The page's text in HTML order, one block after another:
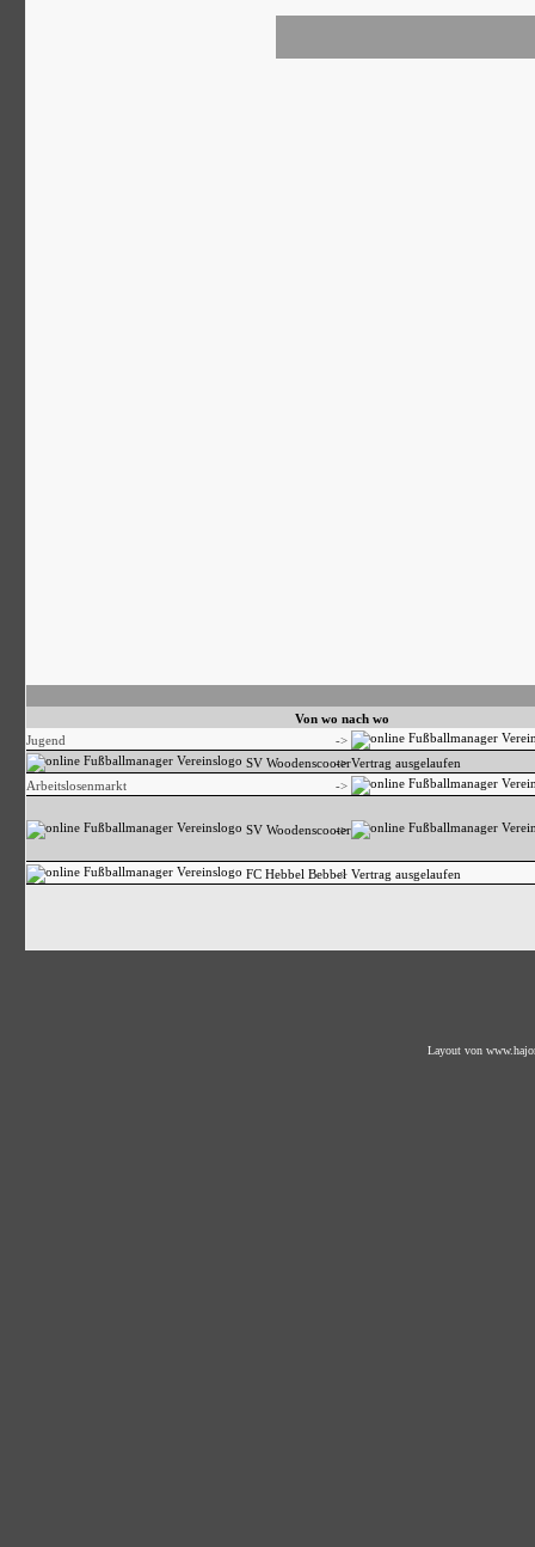
Von wo nach wo
Jugend
->
SV Woodenscooter
->Vertrag ausgelaufen
Arbeitslosenmarkt
->
SV Woodenscooter
->
FC Hebbel Bebbel
-> Vertrag ausgelaufen
Layout von